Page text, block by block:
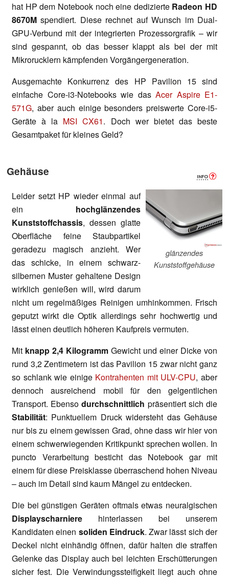
hat HP dem Notebook noch eine dedizierte Radeon HD
8670M spendiert. Diese rechnet auf Wunsch im Dual-
GPU-Verbund mit der integrierten Prozessorgrafik – wir
sind gespannt, ob das besser klappt als bei der mit
Mikrorucklern kämpfenden Vorgängergeneration.
Ausgemachte Konkurrenz des HP Pavilion 15 sind
einfache Core-i3-Notebooks wie das Acer Aspire E1-
571G, aber auch einige besonders preiswerte Core-i5-
Geräte à la MSI CX61. Doch wer bietet das beste
Gesamtpaket für kleines Geld?
Gehäuse
glänzendes
Kunststoffgehäuse
Leider setzt HP wieder einmal auf
ein hochglänzendes
Kunststoffchassis, dessen glatte
Oberfläche feine Staubpartikel
geradezu magisch anzieht. Wer
das schicke, in einem schwarz-
silbernen Muster gehaltene Design
wirklich genießen will, wird darum
nicht um regelmäßiges Reinigen umhinkommen. Frisch
geputzt wirkt die Optik allerdings sehr hochwertig und
lässt einen deutlich höheren Kaufpreis vermuten.
Mit knapp 2,4 Kilogramm Gewicht und einer Dicke von
rund 3,2 Zentimetern ist das Pavilion 15 zwar nicht ganz
so schlank wie einige Kontrahenten mit ULV-CPU, aber
dennoch ausreichend mobil für den gelgentlichen
Transport. Ebensodurchschnittlich präsentiert sich die
Stabilität: Punktuellem Druck widersteht das Gehäuse
nur bis zu einem gewissen Grad, ohne dass wir hier von
einem schwerwiegenden Kritikpunkt sprechen wollen. In
puncto Verarbeitung besticht das Notebook gar mit
einem für diese Preisklasse überraschend hohen Niveau
– auch im Detail sind kaum Mängel zu entdecken.
Die bei günstigen Geräten oftmals etwas neuralgischen
Displayscharniere hinterlassen bei unserem
Kandidaten einen soliden Eindruck. Zwar lässt sich der
Deckel nicht einhändig öffnen, dafür halten die straffen
Gelenke das Display auch bei leichten Erschütterungen
sicher fest. Die Verwindungssteifigkeit liegt auch ohne